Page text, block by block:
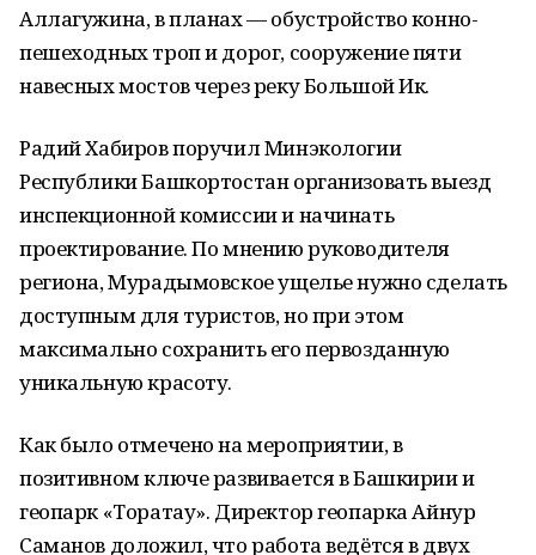
Аллагужина, в планах — обустройство конно-
пешеходных троп и дорог, сооружение пяти
навесных мостов через реку Большой Ик.
Радий Хабиров поручил Минэкологии
Республики Башкортостан организовать выезд
инспекционной комиссии и начинать
проектирование. По мнению руководителя
региона, Мурадымовское ущелье нужно сделать
доступным для туристов, но при этом
максимально сохранить его первозданную
уникальную красоту.
Как было отмечено на мероприятии, в
позитивном ключе развивается в Башкирии и
геопарк «Торатау». Директор геопарка Айнур
Саманов доложил, что работа ведётся в двух